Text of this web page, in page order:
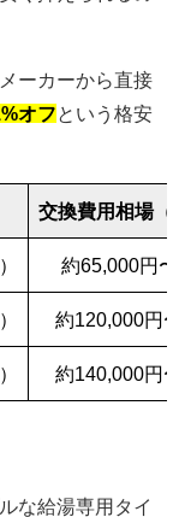
ーカーから直接
オフ という格安
交換費用相場（
約65,000円
約120,000円
約140,000円
な給湯専用タイ